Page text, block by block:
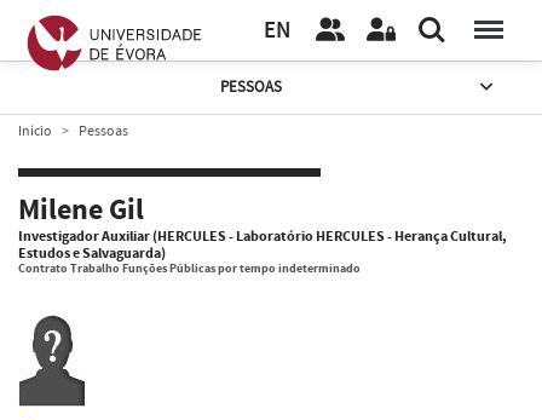
EN
PESSOAS
Início Pessoas
Milene Gil
Investigador Auxiliar (HERCULES - Laboratório HERCULES - Herança Cultural,
Estudos e Salvaguarda)
Contrato Trabalho Funções Públicas por tempo indeterminado